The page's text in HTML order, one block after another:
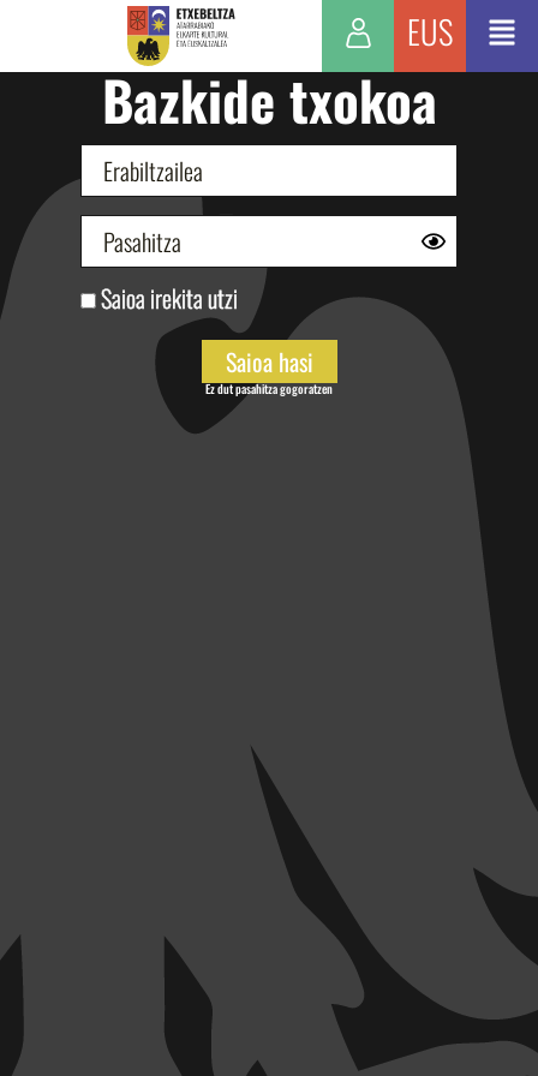
EUS
Bazkide txokoa
Saioa irekita utzi
Ez dut pasahitza gogoratzen